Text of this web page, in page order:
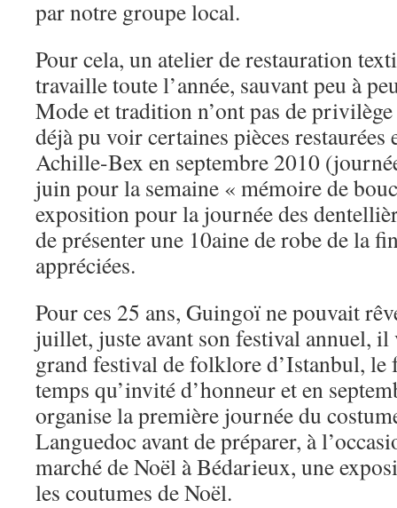
par notre groupe local.
Pour cela, un atelier de restauration
travaille toute l’année, sauvant peu à
Mode et tradition n’ont pas de
déjà pu voir certaines pièces restaurées
Achille-Bex en septembre 2010
juin pour la semaine « mémoire de
exposition pour la journée des
de présenter une 10aine de robe de la
appréciées.
Pour ces 25 ans, Guingoï ne pouvait
juillet, juste avant son festival annuel, il
grand festival de folklore d’Istanbul, le
temps qu’invité d’honneur et en
organise la première journée du
Languedoc avant de préparer, à
marché de Noël à Bédarieux, une
les coutumes de Noël.